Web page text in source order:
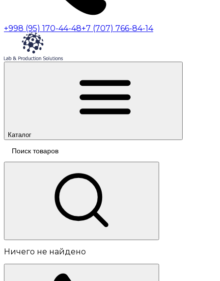
+998 (95) 170-44-48+7 (707) 766-84-14
Каталог
Ничего не найдено